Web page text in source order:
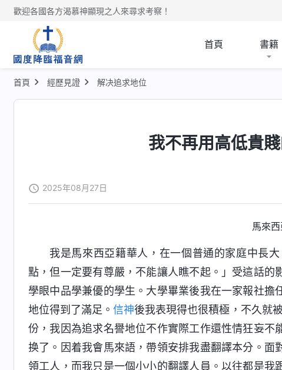
歡迎各國各方渴慕神顯現之人來尋求考察！
首頁 書籍
首頁 經歷見證 解决追求地位
我不再用高低貴
2025年08月27日
馬來
我是馬來西亞籍華人，在一個普通的家庭中長
點，但一定要有尊嚴，不能讓人瞧不起。」受這話
學眼中品學兼優的學生。大學畢業後我在一家報社
地位得到了滿足。信神後我表現得也很積極，不久就
份，我因為追求名譽地位不作實際工作還性情狂妄
换了。因着我會馬來語，帶領安排我盡翻譯本分。
領工人，而我只是一個小小的翻譯人員。以往都是